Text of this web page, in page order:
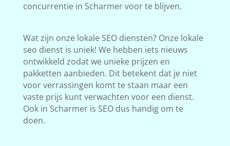
concurrentie in Scharmer voor te blijven.
Wat zijn onze lokale SEO diensten? Onze lokale
seo dienst is uniek! We hebben iets nieuws
ontwikkeld zodat we unieke prijzen en
pakketten aanbieden. Dit betekent dat je niet
voor verrassingen komt te staan maar een
vaste prijs kunt verwachten voor een dienst.
Ook in Scharmer is SEO dus handig om te
doen.